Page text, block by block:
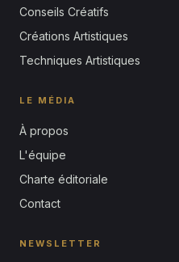
Conseils Créatifs
Créations Artistiques
Techniques Artistiques
LE MÉDIA
À propos
L'équipe
Charte éditoriale
Contact
NEWSLETTER